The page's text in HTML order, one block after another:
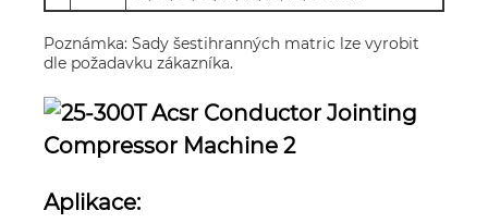
Poznámka: Sady šestihranných matric lze vyrobit
dle požadavku zákazníka.
Aplikace: